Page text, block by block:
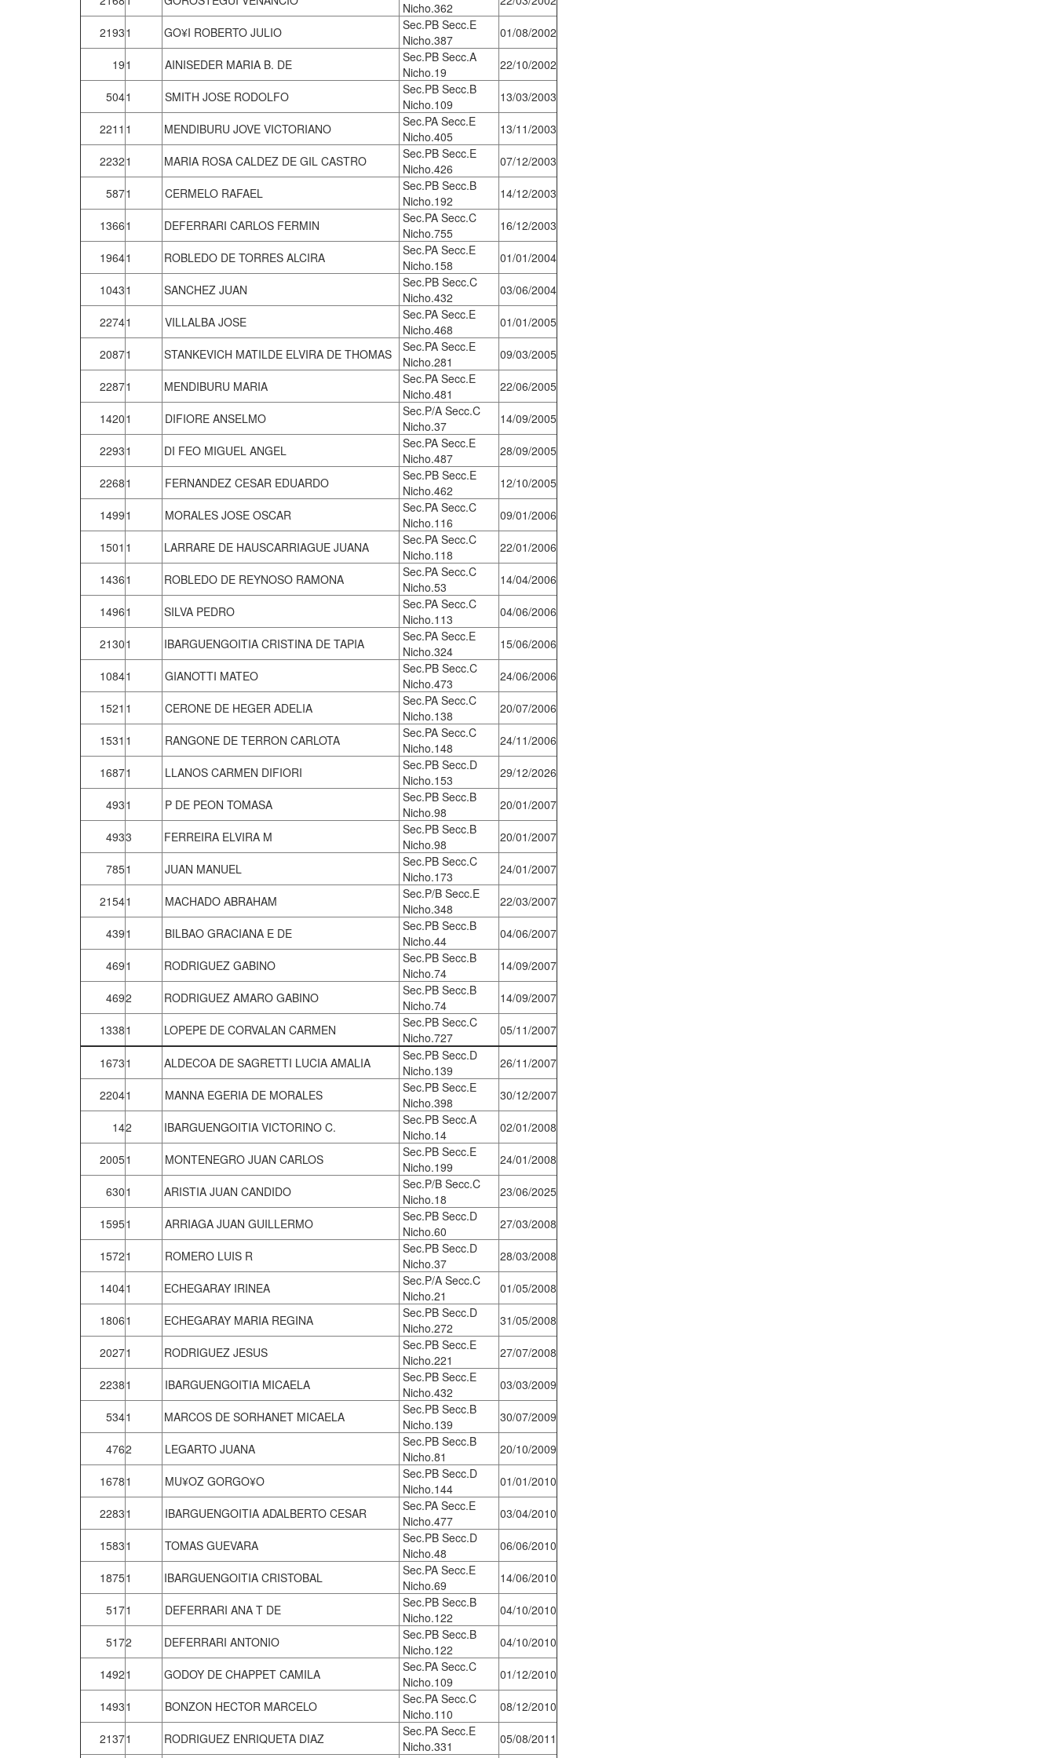
Nicho.362
21931 GO¥I ROBERTO JULIO
Sec.PB Secc.E
Nicho.387
01/08/2002
191 AINISEDER MARIA B. DE
Sec.PB Secc.A
Nicho.19
22/10/2002
5041 SMITH JOSE RODOLFO
Sec.PB Secc.B
Nicho.109
13/03/2003
2211 1 MENDIBURU JOVE VICTORIANO
Sec.PA Secc.E
Nicho.405
13/11/2003
22321 MARIA ROSA CALDEZ DE GIL CASTRO
Sec.PB Secc.E
Nicho.426
07/12/2003
5871 CERMELO RAFAEL
Sec.PB Secc.B
Nicho.192
14/12/2003
13661 DEFERRARI CARLOS FERMIN
Sec.PA Secc.C
Nicho.755
16/12/2003
19641 ROBLEDO DE TORRES ALCIRA
Sec.PA Secc.E
Nicho.158
01/01/2004
10431 SANCHEZ JUAN
Sec.PB Secc.C
Nicho.432
03/06/2004
22741 VILLALBA JOSE
Sec.PA Secc.E
Nicho.468
01/01/2005
20871 STANKEVICH MATILDE ELVIRA DE THOMAS
Sec.PA Secc.E
Nicho.281
09/03/2005
22871 MENDIBURU MARIA
Sec.PA Secc.E
Nicho.481
22/06/2005
14201 DIFIORE ANSELMO
Sec.P/A Secc.C
Nicho.37
14/09/2005
22931 DI FEO MIGUEL ANGEL
Sec.PA Secc.E
Nicho.487
28/09/2005
22681 FERNANDEZ CESAR EDUARDO
Sec.PB Secc.E
Nicho.462
12/10/2005
14991 MORALES JOSE OSCAR
Sec.PA Secc.C
Nicho.116
09/01/2006
1501 1 LARRARE DE HAUSCARRIAGUE JUANA
Sec.PA Secc.C
Nicho.118
22/01/2006
14361 ROBLEDO DE REYNOSO RAMONA
Sec.PA Secc.C
Nicho.53
14/04/2006
14961 SILVA PEDRO
Sec.PA Secc.C
Nicho.113
04/06/2006
21301 IBARGUENGOITIA CRISTINA DE TAPIA
Sec.PA Secc.E
Nicho.324
15/06/2006
10841 GIANOTTI MATEO
Sec.PB Secc.C
Nicho.473
24/06/2006
1521 1 CERONE DE HEGER ADELIA
Sec.PA Secc.C
Nicho.138
20/07/2006
1531 1 RANGONE DE TERRON CARLOTA
Sec.PA Secc.C
Nicho.148
24/11/2006
16871 LLANOS CARMEN DIFIORI
Sec.PB Secc.D
Nicho.153
29/12/2026
4931 P DE PEON TOMASA
Sec.PB Secc.B
Nicho.98
20/01/2007
4933 FERREIRA ELVIRA M
Sec.PB Secc.B
Nicho.98
20/01/2007
7851 JUAN MANUEL
Sec.PB Secc.C
Nicho.173
24/01/2007
21541 MACHADO ABRAHAM
Sec.P/B Secc.E
Nicho.348
22/03/2007
4391 BILBAO GRACIANA E DE
Sec.PB Secc.B
Nicho.44
04/06/2007
4691 RODRIGUEZ GABINO
Sec.PB Secc.B
Nicho.74
14/09/2007
4692 RODRIGUEZ AMARO GABINO
Sec.PB Secc.B
Nicho.74
14/09/2007
13381 LOPEPE DE CORVALAN CARMEN
Sec.PB Secc.C
Nicho.727
05/11/2007
16731 ALDECOA DE SAGRETTI LUCIA AMALIA
Sec.PB Secc.D
Nicho.139
26/11/2007
22041 MANNA EGERIA DE MORALES
Sec.PB Secc.E
Nicho.398
30/12/2007
142 IBARGUENGOITIA VICTORINO C.
Sec.PB Secc.A
Nicho.14
02/01/2008
20051 MONTENEGRO JUAN CARLOS
Sec.PB Secc.E
Nicho.199
24/01/2008
6301 ARISTIA JUAN CANDIDO
Sec.P/B Secc.C
Nicho.18
23/06/2025
15951 ARRIAGA JUAN GUILLERMO
Sec.PB Secc.D
Nicho.60
27/03/2008
15721 ROMERO LUIS R
Sec.PB Secc.D
Nicho.37
28/03/2008
14041 ECHEGARAY IRINEA
Sec.P/A Secc.C
Nicho.21
01/05/2008
18061 ECHEGARAY MARIA REGINA
Sec.PB Secc.D
Nicho.272
31/05/2008
20271 RODRIGUEZ JESUS
Sec.PB Secc.E
Nicho.221
27/07/2008
22381 IBARGUENGOITIA MICAELA
Sec.PB Secc.E
Nicho.432
03/03/2009
5341 MARCOS DE SORHANET MICAELA
Sec.PB Secc.B
Nicho.139
30/07/2009
4762 LEGARTO JUANA
Sec.PB Secc.B
Nicho.81
20/10/2009
16781 MU¥OZ GORGO¥O
Sec.PB Secc.D
Nicho.144
01/01/2010
22831 IBARGUENGOITIA ADALBERTO CESAR
Sec.PA Secc.E
Nicho.477
03/04/2010
15831 TOMAS GUEVARA
Sec.PB Secc.D
Nicho.48
06/06/2010
18751 IBARGUENGOITIA CRISTOBAL
Sec.PA Secc.E
Nicho.69
14/06/2010
5171 DEFERRARI ANA T DE
Sec.PB Secc.B
Nicho.122
04/10/2010
5172 DEFERRARI ANTONIO
Sec.PB Secc.B
Nicho.122
04/10/2010
14921 GODOY DE CHAPPET CAMILA
Sec.PA Secc.C
Nicho.109
01/12/2010
14931 BONZON HECTOR MARCELO
Sec.PA Secc.C
Nicho.110
08/12/2010
21371 RODRIGUEZ ENRIQUETA DIAZ
Sec.PA Secc.E
Nicho.331
05/08/2011